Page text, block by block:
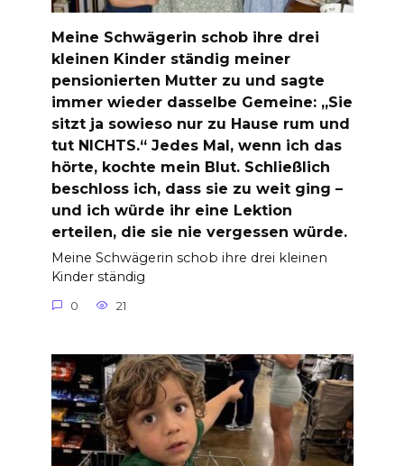
Meine Schwägerin schob ihre drei
kleinen Kinder ständig meiner
pensionierten Mutter zu und sagte
immer wieder dasselbe Gemeine: „Sie
sitzt ja sowieso nur zu Hause rum und
tut NICHTS.“ Jedes Mal, wenn ich das
hörte, kochte mein Blut. Schließlich
beschloss ich, dass sie zu weit ging –
und ich würde ihr eine Lektion
erteilen, die sie nie vergessen würde.
Meine Schwägerin schob ihre drei kleinen
Kinder ständig
0 21